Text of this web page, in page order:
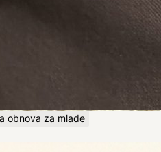
obnova za mlade